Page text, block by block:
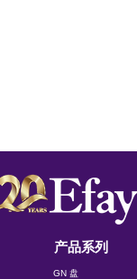
产品系列
GN 盘